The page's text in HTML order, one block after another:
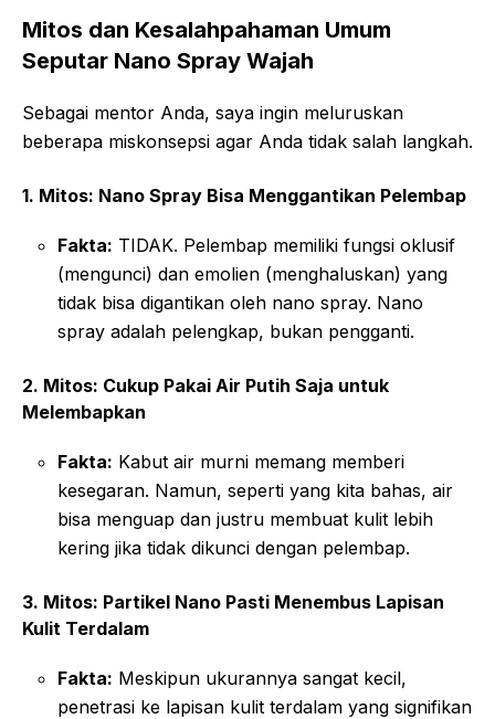
Mitos dan Kesalahpahaman Umum
Seputar Nano Spray Wajah
Sebagai mentor Anda, saya ingin meluruskan
beberapa miskonsepsi agar Anda tidak salah langkah.
1. Mitos: Nano Spray Bisa Menggantikan Pelembap
Fakta: TIDAK. Pelembap memiliki fungsi oklusif
(mengunci) dan emolien (menghaluskan) yang
tidak bisa digantikan oleh nano spray. Nano
spray adalah pelengkap, bukan pengganti.
2. Mitos: Cukup Pakai Air Putih Saja untuk
Melembapkan
Fakta: Kabut air murni memang memberi
kesegaran. Namun, seperti yang kita bahas, air
bisa menguap dan justru membuat kulit lebih
kering jika tidak dikunci dengan pelembap.
3. Mitos: Partikel Nano Pasti Menembus Lapisan
Kulit Terdalam
Fakta: Meskipun ukurannya sangat kecil,
penetrasi ke lapisan kulit terdalam yang signifikan